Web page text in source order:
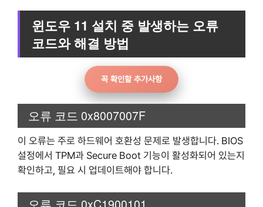
윈도우 11 설치 중 발생하는 오류
코드와 해결 방법
꼭 확인할 추가사항
오류 코드 0x8007007F
이 오류는 주로 하드웨어 호환성 문제로 발생합니다. BIOS
설정에서 TPM과 Secure Boot 기능이 활성화되어 있는지
확인하고, 필요 시 업데이트해야 합니다.